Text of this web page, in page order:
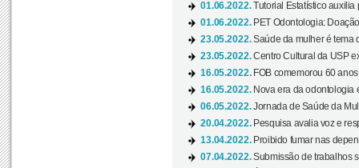
01.06.2022.Tutorial Estatístico auxilia
01.06.2022. PET Odontologia:
23.05.2022.Saúde da mulher é tema
23.05.2022.Centro Cultural da USP
16.05.2022. FOB comemorou 60
16.05.2022. Nova era da odontologia
06.05.2022.Jornada de Saúde da
20.04.2022. Pesquisa avalia voz e
13.04.2022. Proibido fumar nas
07.04.2022.Submissão de trabalhos